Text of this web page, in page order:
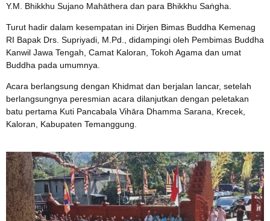
Y.M. Bhikkhu Sujano Mahāthera dan para Bhikkhu Saṅgha.
Turut hadir dalam kesempatan ini Dirjen Bimas Buddha Kemenag
RI Bapak Drs. Supriyadi, M.Pd., didampingi oleh Pembimas Buddha
Kanwil Jawa Tengah, Camat Kaloran, Tokoh Agama dan umat
Buddha pada umumnya.
Acara berlangsung dengan Khidmat dan berjalan lancar, setelah
berlangsungnya peresmian acara dilanjutkan dengan peletakan
batu pertama Kuti Pancabala Vihāra Dhamma Sarana, Krecek,
Kaloran, Kabupaten Temanggung.